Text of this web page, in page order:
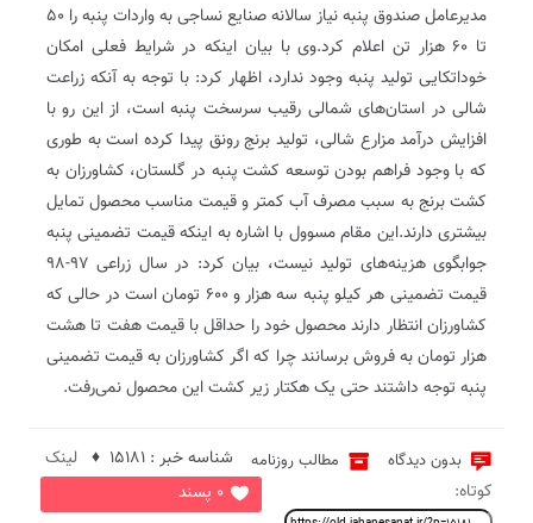
مدیرعامل صندوق پنبه نیاز سالانه صنایع نساجی به واردات پنبه را ۵۰
تا ۶۰ هزار تن اعلام کرد.وی با بیان اینکه در شرایط فعلی امکان
خوداتکایی تولید پنبه وجود ندارد، اظهار کرد: با توجه به آنکه زراعت
شالی در استان‌های شمالی رقیب سرسخت پنبه است، از این رو با
افزایش درآمد مزارع شالی، تولید برنج رونق پیدا کرده است به طوری
که با وجود فراهم بودن توسعه کشت پنبه در گلستان، کشاورزان به
کشت برنج به سبب مصرف آب کمتر و قیمت مناسب محصول تمایل
بیشتری دارند.این مقام مسوول با اشاره به اینکه قیمت تضمینی پنبه
جوابگوی هزینه‌های تولید نیست، بیان کرد: در سال زراعی ۹۷-۹۸
قیمت تضمینی هر کیلو پنبه سه هزار و ۶۰۰ تومان است در حالی که
کشاورزان انتظار دارند محصول خود را حداقل با قیمت هفت تا هشت
هزار تومان به فروش برسانند چرا که اگر کشاورزان به قیمت تضمینی
پنبه توجه داشتند حتی یک هکتار زیر کشت این محصول نمی‌رفت.
بدون دیدگاه مطالب روزنامه
0 پسند
شناسه خبر : 15181 ♦
لینک
کوتاه: